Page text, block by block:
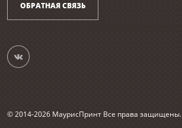
ОБРАТНАЯ СВЯЗЬ
© 2014-2026 МаурисПринт Все права защищены.